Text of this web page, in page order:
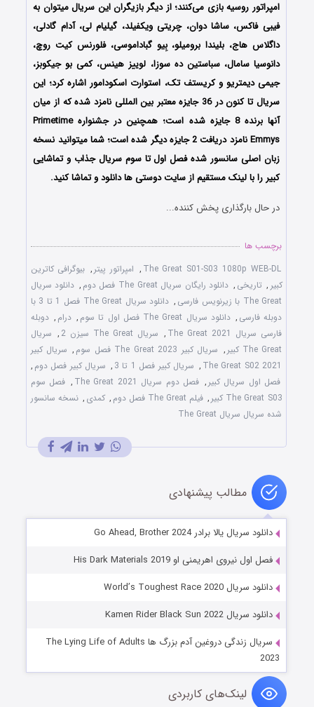
امپراتور روسیه بازی می‌کنند؛ از دیگر بازیگران این سریال میتوان به
فیبی فاکس، ساشا دوان، چریتی ویکفیلد، گیلیام لی، آدام گادلی،
داگلاس هاج، بلیندا برومیلو، بِیو گباداموسی، فلورنس کیت روچ،
دانوسیا سامال، سباستین ده سوزا، لوییز هینس، کمی بو جیکوبز،
جیمی دیمتریو و کریستف تک، استوارت اسکودامور اشاره کرد؛ این
سریال تا کنون در 36 جایزه معتبر بین المللی نامزد شده که از میان
آنها برنده 8 جایزه شده است؛ همچنین در جشنواره Primetime
Emmys نامزد دریافت 2 جایزه دیگر شده است؛ شما میتوانید نسخه
زبان اصلی سانسور شده فصل اول تا سوم سریال جذاب و تماشایی
کبیر را با لینک مستقیم از سایت دوستی ها دانلود و تماشا کنید.
در حال بارگذاری پخش کننده...
برچسب ها
The Great S01-S03 1080p WEB-DL
, امپراتور پیتر , بیوگرافی کاترین
کبیر , تاریخی , دانلود رایگان سریال The Great فصل دوم , دانلود سریال
The Great با زیرنویس فارسی
,
دانلود سریال The Great فصل 1 تا 3 با
دوبله فارسی , دانلود سریال The Great فصل اول تا سوم , درام , دوبله
فارسی سریال The Great 2021
, سریال The Great سیزن 2 , سریال
The Great کبیر
, سریال کبیر The Great 2023 فصل سوم , سریال کبیر
The Great S02 2021
, سریال کبیر فصل 1 تا 3 , سریال کبیر فصل دوم ,
فصل اول سریال کبیر , فصل دوم سریال The Great 2021 , فصل سوم
The Great S03 کبیر
, فیلم The Great فصل دوم , کمدی , نسخه سانسور
شده سریال سریال The Great
مطالب پیشنهادی
دانلود سریال یالا برادر Go Ahead, Brother 2024
فصل اول نیروی اهریمنی او His Dark Materials 2019
دانلود سریال World’s Toughest Race 2020
دانلود سریال Kamen Rider Black Sun 2022
سریال زندگی دروغین آدم بزرگ ها The Lying Life of Adults
2023
لینک‌های کاربردی